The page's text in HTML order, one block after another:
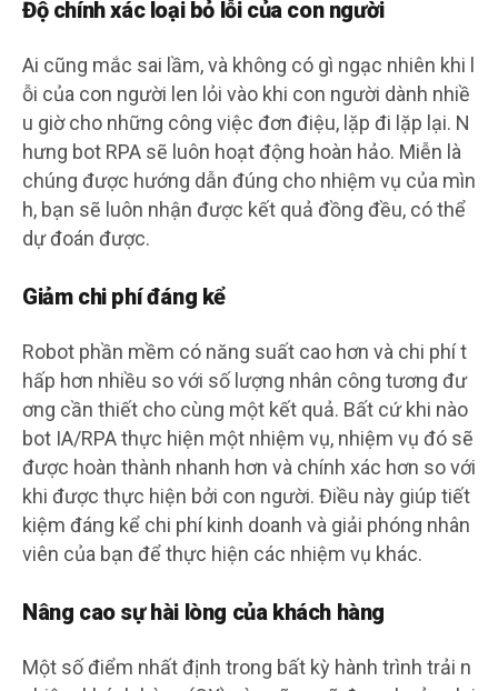
Độ chính xác loại bỏ lỗi của con người
Ai cũng mắc sai lầm, và không có gì ngạc nhiên khi l
ỗi của con người len lỏi vào khi con người dành nhiề
u giờ cho những công việc đơn điệu, lặp đi lặp lại. N
hưng bot RPA sẽ luôn hoạt động hoàn hảo. Miễn là
chúng được hướng dẫn đúng cho nhiệm vụ của mìn
h, bạn sẽ luôn nhận được kết quả đồng đều, có thể
dự đoán được.
Giảm chi phí đáng kể
Robot phần mềm có năng suất cao hơn và chi phí t
hấp hơn nhiều so với số lượng nhân công tương đư
ơng cần thiết cho cùng một kết quả. Bất cứ khi nào
bot IA/RPA thực hiện một nhiệm vụ, nhiệm vụ đó sẽ
được hoàn thành nhanh hơn và chính xác hơn so với
khi được thực hiện bởi con người. Điều này giúp tiết
kiệm đáng kể chi phí kinh doanh và giải phóng nhân
viên của bạn để thực hiện các nhiệm vụ khác.
Nâng cao sự hài lòng của khách hàng
Một số điểm nhất định trong bất kỳ hành trình trải n